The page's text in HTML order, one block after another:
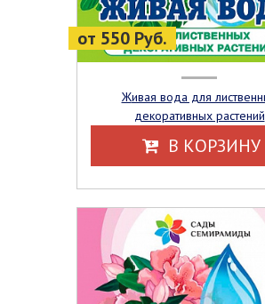
от 550 Руб.
Живая вода для лиственных
декоративных растений
В КОРЗИНУ